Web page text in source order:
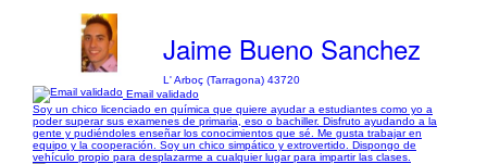
Jaime Bueno Sanchez
L' Arboç (Tarragona) 43720
Email validado
Soy un chico licenciado en química que quiere ayudar a estudiantes como yo a
poder superar sus examenes de primaria, eso o bachiller. Disfruto ayudando a la
gente y pudiéndoles enseñar los conocimientos que sé. Me gusta trabajar en
equipo y la cooperación. Soy un chico simpático y extrovertido. Dispongo de
vehículo propio para desplazarme a cualquier lugar para impartir las clases.